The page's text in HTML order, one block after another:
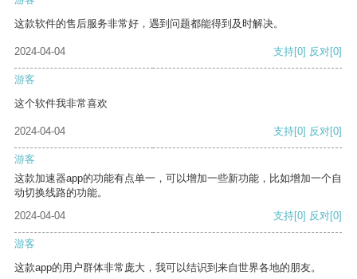
这款软件的售后服务非常好，遇到问题都能得到及时解决。
2024-04-04 支持[0] 反对[0]
游客
这个软件我非常喜欢
2024-04-04 支持[0] 反对[0]
游客
这款加速器app的功能有点单一，可以增加一些新功能，比如增加一个自
动切换线路的功能。
2024-04-04
支持[0] 反对[0]
游客
这款app的用户群体非常庞大，我可以结识到来自世界各地的朋友。